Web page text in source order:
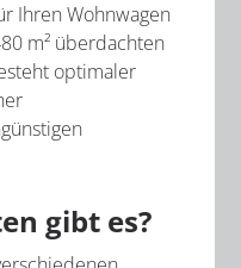
Ihren Wohnwagen
m² überdachten
optimaler
gibt es?